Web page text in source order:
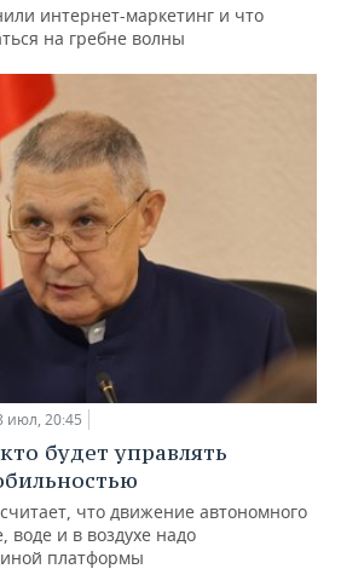
интернет-маркетинг и что
на гребне волны
июл, 20:45
будет управлять
что движение автономного
воде и в воздухе надо
платформы